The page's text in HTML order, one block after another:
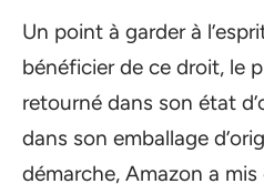
Un point à garder à
bénéficier de ce droit, le
retourné dans son état
dans son emballage
démarche, Amazon a